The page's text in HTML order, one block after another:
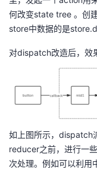
何改变state tree 。创
store中数据的是
对dispatch改造后，效
如上图所示，dispatch
reducer之前，进行一
次处理。例如可以利用